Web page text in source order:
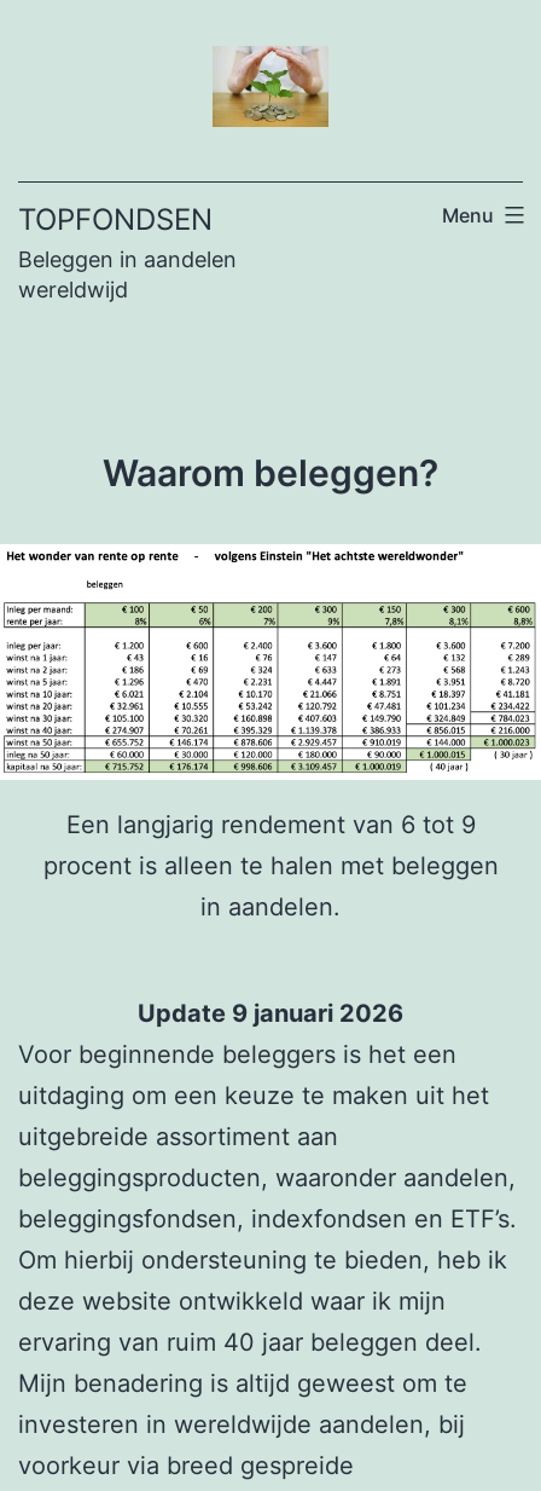
TOPFONDSEN
Beleggen in aandelen
wereldwijd
Menu
Waarom beleggen?
Een langjarig rendement van 6 tot 9
procent is alleen te halen met beleggen
in aandelen.
Update 9 januari 2026
Voor beginnende beleggers is het een
uitdaging om een keuze te maken uit het
uitgebreide assortiment aan
beleggingsproducten, waaronder aandelen,
beleggingsfondsen, indexfondsen en ETF’s.
Om hierbij ondersteuning te bieden, heb ik
deze website ontwikkeld waar ik mijn
ervaring van ruim 40 jaar beleggen deel.
Mijn benadering is altijd geweest om te
investeren in wereldwijde aandelen, bij
voorkeur via breed gespreide